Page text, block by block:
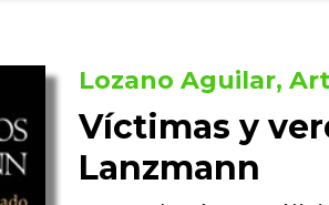
Lozano Aguilar,
Víctimas y
Lanzmann